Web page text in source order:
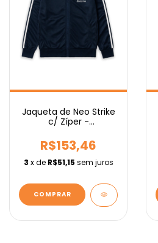
Jaqueta de Neo Strike
c/ Zíper -
R$153,46
3 x de R$51,15 sem juros
COMPRAR